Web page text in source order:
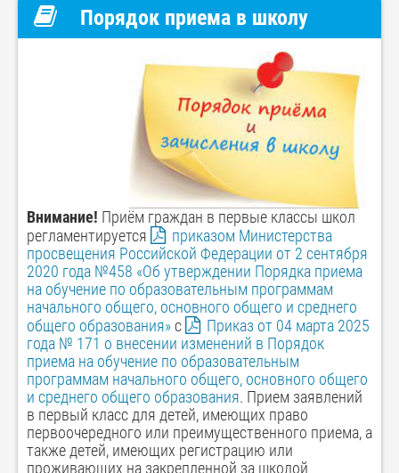
Порядок приема в школу
Внимание! Приём граждан в первые классы школ
регламентируется
приказом Министерства
просвещения Российской Федерации от 2 сентября
2020 года №458 «Об утверждении Порядка приема
на обучение по образовательным программам
начального общего, основного общего и среднего
общего образования»с
Приказ от 04 марта 2025
года № 171 о внесении изменений в Порядок
приема на обучение по образовательным
программам начального общего, основного общего
и среднего общего образования. Прием заявлений
в первый класс для детей, имеющих право
первоочередного или преимущественного приема, а
также детей, имеющих регистрацию или
проживающих на закрепленной за школой